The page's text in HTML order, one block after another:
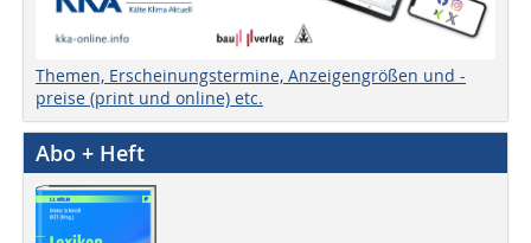
Themen, Erscheinungstermine, Anzeigengrößen und -
preise (print und online) etc.
Abo + Heft